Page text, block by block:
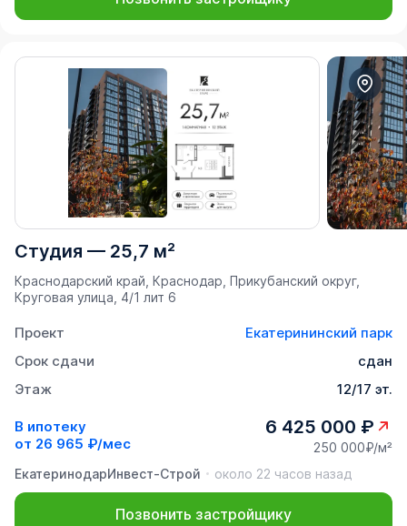
Студия — 25,7 м²
Краснодарский край, Краснодар, Прикубанский округ,
Круговая улица, 4/1 лит 6
Проект
Екатерининский парк
Срок сдачи
сдан
Этаж
12/17 эт.
В ипотеку
от 26 965 ₽/мес
6 425 000 ₽
250 000₽/м²
ЕкатеринодарИнвест-Строй
около 22 часов назад
Позвонить застройщику